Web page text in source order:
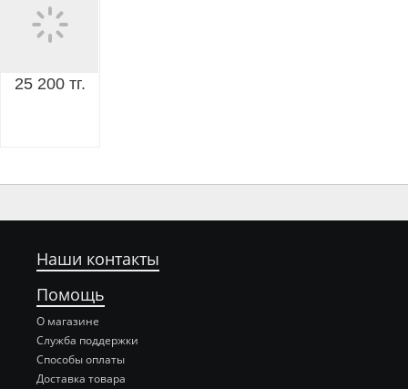
25 200 тг.
Наши контакты
Помощь
О магазине
Служба поддержки
Способы оплаты
Доставка товара